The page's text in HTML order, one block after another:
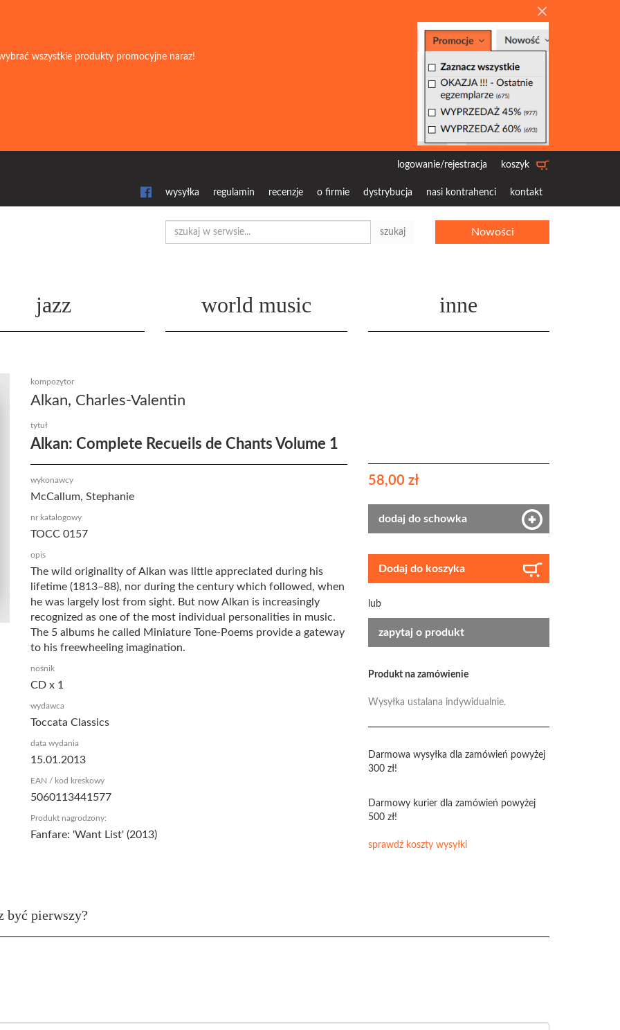
wszystkie produkty promocyjne naraz!
koszyk
logowanie/rejestracja
wysyłka regulamin recenzje o firmie dystrybucja nasi kontrahenci kontakt
szukaj Nowości
jazz world music inne
kompozytor
Alkan, Charles-Valentin
tytuł
Alkan: Complete Recueils de Chants Volume 1
wykonawcy
McCallum, Stephanie
nr katalogowy
TOCC 0157
opis
The wild originality of Alkan was little appreciated during his
lifetime (1813–88), nor during the century which followed, when
he was largely lost from sight. But now Alkan is increasingly
recognized as one of the most individual personalities in music.
The 5 albums he called Miniature Tone-Poems provide a gateway
to his freewheeling imagination.
nośnik
CD x 1
wydawca
Toccata Classics
data wydania
15.01.2013
EAN / kod kreskowy
5060113441577
Produkt nagrodzony:
Fanfare: 'Want List' (2013)
58,00 zł
dodaj do schowka
Dodaj do koszyka
lub
zapytaj o produkt
Produkt na zamówienie
Wysyłka ustalana indywidualnie.
Darmowa wysyłka dla zamówień powyżej
300 zł!
Darmowy kurier dla zamówień powyżej
500 zł!
sprawdź koszty wysyłki
być pierwszy?